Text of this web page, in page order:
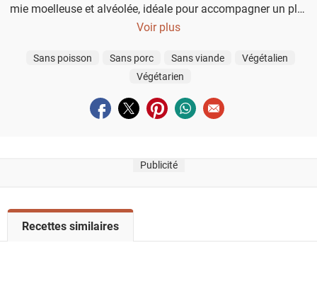
mie moelleuse et alvéolée, idéale pour accompagner un plat
de pâtes ou tremper dans un bon filet d’huile d’olive.
Voir plus
Sans poisson Sans porc Sans viande
Végétalien
Végétarien
Partager sur facebook
Partager sur twitter
Partager sur pinterest
Partager sur whatsapp
Envoyer à un ami
Publicité
o
Recettes similaires